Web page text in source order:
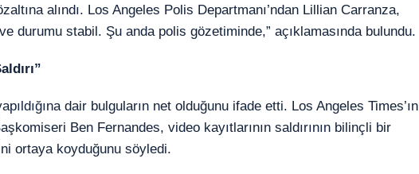
alındı. Los Angeles Polis Departmanı’ndan Lillian Carranza,
durumu stabil. Şu anda polis gözetiminde,” açıklamasında bulundu.
dair bulguların net olduğunu ifade etti. Los Angeles Times’ın
Ben Fernandes, video kayıtlarının saldırının bilinçli bir
ortaya koyduğunu söyledi.